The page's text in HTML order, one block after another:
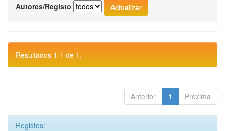
Autores/Registo
Resultados 1-1 de 1.
Anterior 1 Próxima
Registos: